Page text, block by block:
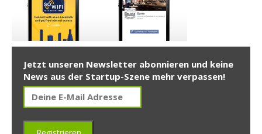
Jetzt unseren Newsletter abonnieren und keine
News aus der Startup-Szene mehr verpassen!